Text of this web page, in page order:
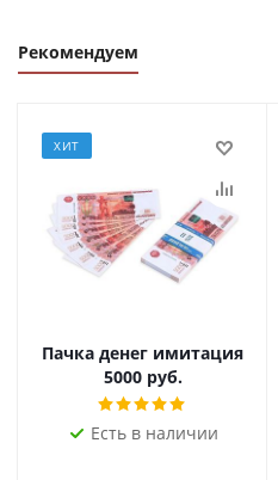
Рекомендуем
ХИТ
Пачка денег имитация
5000 руб.
Есть в наличии